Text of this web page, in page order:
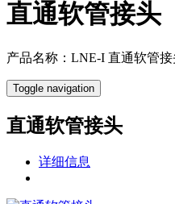
直通软管接头
产品名称：LNE-I 直通软管
Toggle navigation
直通软管接头
详细信息